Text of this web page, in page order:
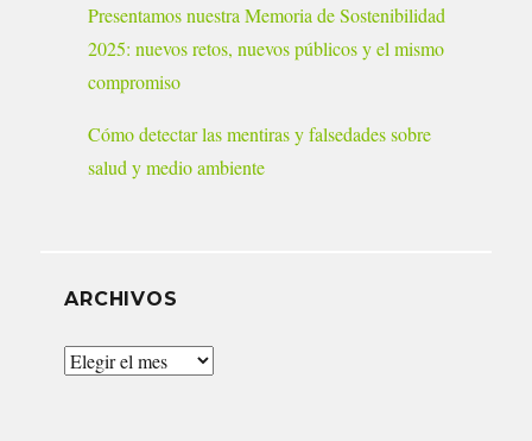
Presentamos nuestra Memoria de Sostenibilidad
2025: nuevos retos, nuevos públicos y el mismo
compromiso
Cómo detectar las mentiras y falsedades sobre
salud y medio ambiente
ARCHIVOS
Archivos